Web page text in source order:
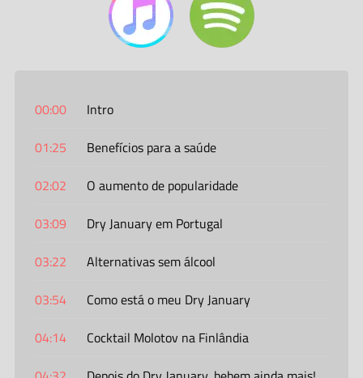
00:00
Intro
01:25
Benefícios para a saúde
02:02
O aumento de popularidade
03:09
Dry January em Portugal
03:22
Alternativas sem álcool
03:54
Como está o meu Dry January
04:14
Cocktail Molotov na Finlândia